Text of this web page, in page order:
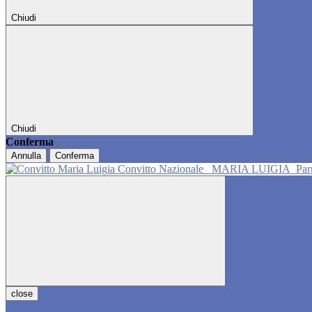
Chiudi
Chiudi
Conferma
Annulla Conferma
Convitto Nazionale MARIA LUIGIA
close